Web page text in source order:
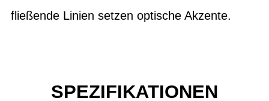
fließende Linien setzen optische Akzente.
SPEZIFIKATIONEN